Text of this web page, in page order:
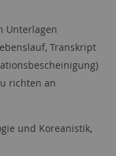
Unterlagen
Transkript
richten an
und Koreanistik,